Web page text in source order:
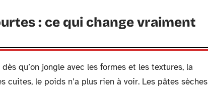
: ce qui change vraiment
qu’on jongle avec les formes et les textures, la
le poids n’a plus rien à voir. Les pâtes sèches